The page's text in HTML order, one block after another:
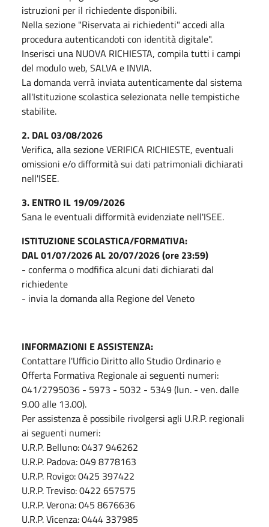
istruzioni per il richiedente disponibili.
Nella sezione "Riservata ai richiedenti" accedi alla
procedura autenticandoti con identità digitale".
Inserisci una NUOVA RICHIESTA, compila tutti i campi
del modulo web, SALVA e INVIA.
La domanda verrà inviata autenticamente dal sistema
all'Istituzione scolastica selezionata nelle tempistiche
stabilite.
2. DAL 03/08/2026
Verifica, alla sezione VERIFICA RICHIESTE, eventuali
omissioni e/o difformità sui dati patrimoniali dichiarati
nell'ISEE.
3. ENTRO IL 19/09/2026
Sana le eventuali difformità evidenziate nell'ISEE.
ISTITUZIONE SCOLASTICA/FORMATIVA:
DAL 01/07/2026 AL 20/07/2026 (ore 23:59)
- conferma o modfifica alcuni dati dichiarati dal
richiedente
- invia la domanda alla Regione del Veneto
INFORMAZIONI E ASSISTENZA:
Contattare l'Ufficio Diritto allo Studio Ordinario e
Offerta Formativa Regionale ai seguenti numeri:
041/2795036 - 5973 - 5032 - 5349 (lun. - ven. dalle
9.00 alle 13.00).
Per assistenza è possibile rivolgersi agli U.R.P. regionali
ai seguenti numeri:
U.R.P. Belluno: 0437 946262
U.R.P. Padova: 049 8778163
U.R.P. Rovigo: 0425 397422
U.R.P. Treviso: 0422 657575
U.R.P. Verona: 045 8676636
U.R.P. Vicenza: 0444 337985